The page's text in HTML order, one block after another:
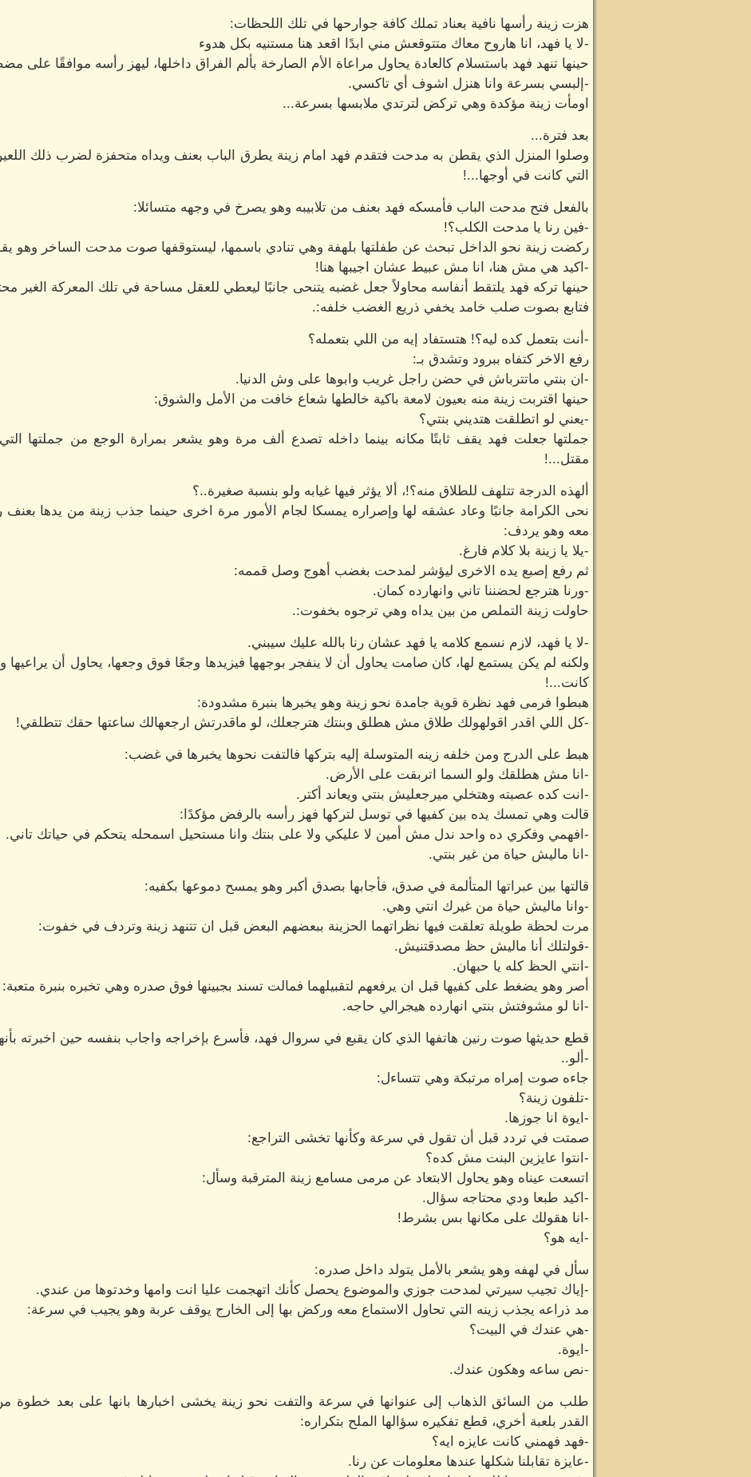
هزت زينة رأسها نافية بعناد تملك كافة جوارحها في تلك اللحظات:
-لا يا فهد، انا هاروح معاك متتوقعش مني ابدًا اقعد هنا مستنيه بكل هدوء
حينها تنهد فهد باستسلام كالعادة يحاول مراعاة الأم الصارخة بألم الفراق داخلها، ليهز رأسه موافقًا على
-إلبسي بسرعة وانا هنزل اشوف أي تاكسي.
اومأت زينة مؤكدة وهي تركض لترتدي ملابسها بسرعة...
بعد فترة...
وصلوا المنزل الذي يقطن به مدحت فتقدم فهد امام زينة يطرق الباب بعنف ويداه متحفزة لضرب ذلك
التي كانت في أوجها...!
بالفعل فتح مدحت الباب فأمسكه فهد بعنف من تلابيبه وهو يصرخ في وجهه متسائلا:
-فين رنا يا مدحت الكلب؟!
ركضت زينة نحو الداخل تبحث عن طفلتها بلهفة وهي تنادي باسمها، ليستوقفها صوت مدحت الساخر وهو
-اكيد هي مش هنا، انا مش عبيط عشان اجيبها هنا!
حينها تركه فهد يلتقط أنفاسه محاولاً جعل غضبه يتنحى جانبًا ليعطي للعقل مساحة في تلك المعركة الغير
فتابع بصوت صلب خامد يخفي ذريع الغضب خلفه:.
-أنت بتعمل كده ليه؟! هتستفاد إيه من اللي بتعمله؟
رفع الاخر كتفاه ببرود وتشدق بـ:
-ان بنتي ماتترباش في حضن راجل غريب وابوها على وش الدنيا.
حينها اقتربت زينة منه بعيون لامعة باكية خالطها شعاع خافت من الأمل والشوق:
-يعني لو اتطلقت هتديني بنتي؟
جملتها جعلت فهد يقف ثابتًا مكانه بينما داخله تصدع ألف مرة وهو يشعر بمرارة الوجع من جملتها
مقتل...!
ألهذه الدرجة تتلهف للطلاق منه؟!، ألا يؤثر فيها غيابه ولو بنسبة صغيرة..؟
نحى الكرامة جانبًا وعاد عشقه لها وإصراره يمسكا لجام الأمور مرة اخرى حينما جذب زينة من يدها بعنف
معه وهو يردف:
-يلا يا زينة بلا كلام فارغ.
ثم رفع إصبع يده الاخرى ليؤشر لمدحت بغضب أهوج وصل قممه:
-ورنا هترجع لحضننا تاني وانهارده كمان.
حاولت زينة التملص من بين يداه وهي ترجوه بخفوت:.
-لا يا فهد، لازم نسمع كلامه يا فهد عشان رنا بالله عليك سيبني.
ولكنه لم يكن يستمع لها، كان صامت يحاول أن لا ينفجر بوجهها فيزيدها وجعًا فوق وجعها، يحاول أن يراعيها
كانت...!
هبطوا فرمى فهد نظرة قوية جامدة نحو زينة وهو يخبرها بنبرة مشدودة:
-كل اللي اقدر اقولهولك طلاق مش هطلق وبنتك هترجعلك، لو ماقدرتش ارجعهالك ساعتها حقك تتطلقي!
هبط على الدرج ومن خلفه زينه المتوسلة إليه بتركها فالتفت نحوها يخبرها في غضب:
-انا مش هطلقك ولو السما اتربقت على الأرض.
-انت كده عصبته وهتخلي ميرجعليش بنتي ويعاند أكتر.
قالت وهي تمسك يده بين كفيها في توسل لتركها فهز رأسه بالرفض مؤكدًا:
-افهمي وفكري ده واحد ندل مش أمين لا عليكي ولا على بنتك وانا مستحيل اسمحله يتحكم في حياتك تاني.
-انا ماليش حياة من غير بنتي.
قالتها بين عبراتها المتألمة في صدق، فأجابها بصدق أكبر وهو يمسح دموعها بكفيه:
-وانا ماليش حياة من غيرك انتي وهي.
مرت لحظة طويلة تعلقت فيها نظراتهما الحزينة ببعضهم البعض قبل ان تتنهد زينة وتردف في خفوت:
-قولتلك أنا ماليش حظ مصدقتنيش.
-انتي الحظ كله يا حبهان.
أصر وهو يضغط على كفيها قبل ان يرفعهم لتقبيلهما فمالت تسند بجبينها فوق صدره وهي تخبره بنبرة متعبة:
-انا لو مشوفتش بنتي انهارده هيجرالي حاجه.
قطع حديثها صوت رنين هاتفها الذي كان يقبع في سروال فهد، فأسرع بإخراجه واجاب بنفسه حين اخبرته
-ألو..
جاءه صوت إمراه مرتبكة وهي تتساءل:
-تلفون زينة؟
-ايوة انا جوزها.
صمتت في تردد قبل أن تقول في سرعة وكأنها تخشى التراجع:
-انتوا عايزين البنت مش كده؟
اتسعت عيناه وهو يحاول الابتعاد عن مرمى مسامع زينة المترقبة وسأل:
-اكيد طبعا ودي محتاجه سؤال.
-انا هقولك على مكانها بس بشرط!
-ايه هو؟
سأل في لهفه وهو يشعر بالأمل يتولد داخل صدره:
-إياك تجيب سيرتي لمدحت جوزي والموضوع يحصل كأنك اتهجمت عليا انت وامها وخدتوها من عندي.
مد ذراعه يجذب زينه التي تحاول الاستماع معه وركض بها إلى الخارج يوقف عربة وهو يجيب في سرعة:
-هي عندك في البيت؟
-ايوة.
-نص ساعه وهكون عندك.
طلب من السائق الذهاب إلى عنوانها في سرعة والتفت نحو زينة يخشى اخبارها بانها على بعد خطوة من
القدر بلعبة أخري، قطع تفكيره سؤالها الملح بتكراره:
-فهد فهمني كانت عايزه ايه؟
-عايزة تقابلنا شكلها عندها معلومات عن رنا.